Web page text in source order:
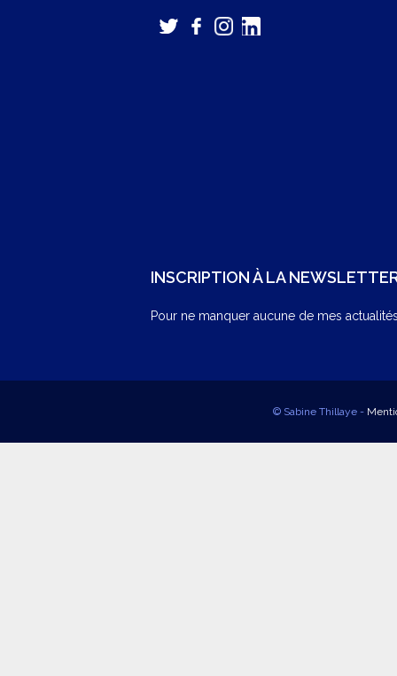
INSCRIPTION À LA
Pour ne manquer aucune de mes
© Sabine Thillaye -